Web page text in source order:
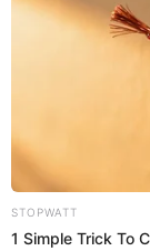
En medio de
interviene y
joven
irse de la
00:29